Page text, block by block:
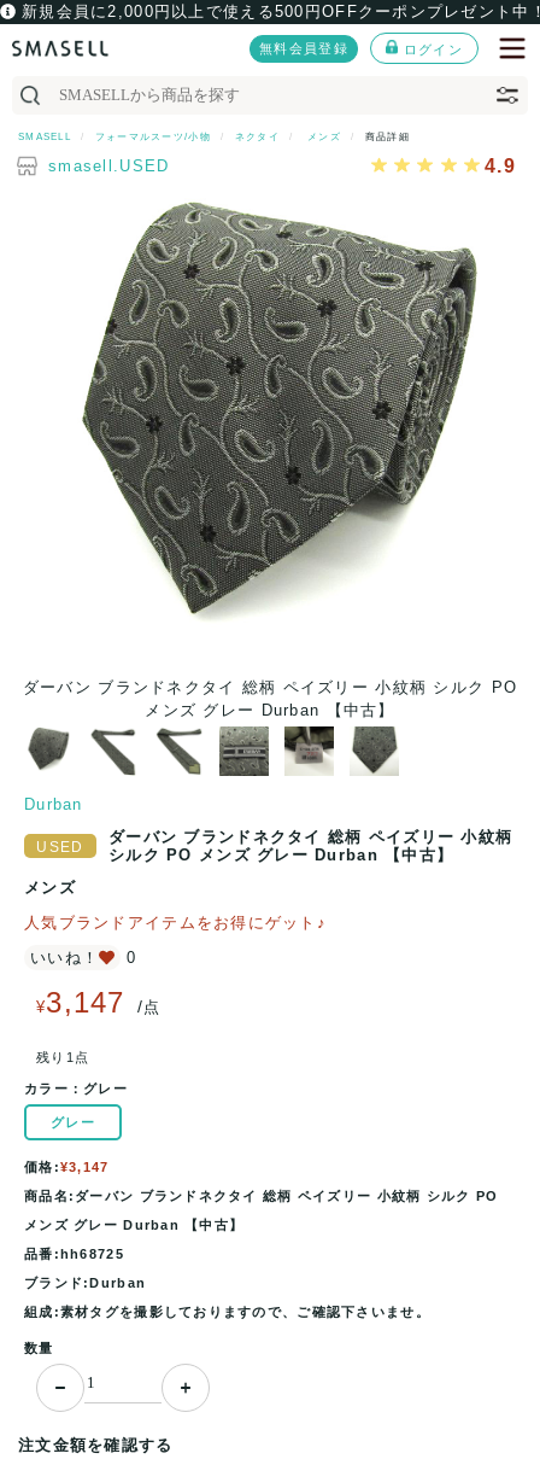
新規会員に2,000円以上で使える500円OFFクーポンプレゼント中
無料会員登録 ログイン
SMASELL フォーマルスーツ/小物 ネクタイ メンズ 商品詳細
smasell.USED 4.9
ダーバン ブランドネクタイ 総柄 ペイズリー 小紋柄 シルク PO
メンズ グレー Durban 【中古】
Durban
ダーバン ブランドネクタイ 総柄 ペイズリー 小紋柄
シルク PO メンズ グレー Durban 【中古】
メンズ
人気ブランドアイテムをお得にゲット♪
いいね！
0
¥3,147 /点
残り1点
カラー： グレー
グレー
価格:¥3,147
商品名:ダーバン ブランドネクタイ 総柄 ペイズリー 小紋柄 シルク PO
メンズ グレー Durban 【中古】
品番:hh68725
ブランド:Durban
組成:素材タグを撮影しておりますので、ご確認下さいませ。
数量
注文金額を確認する